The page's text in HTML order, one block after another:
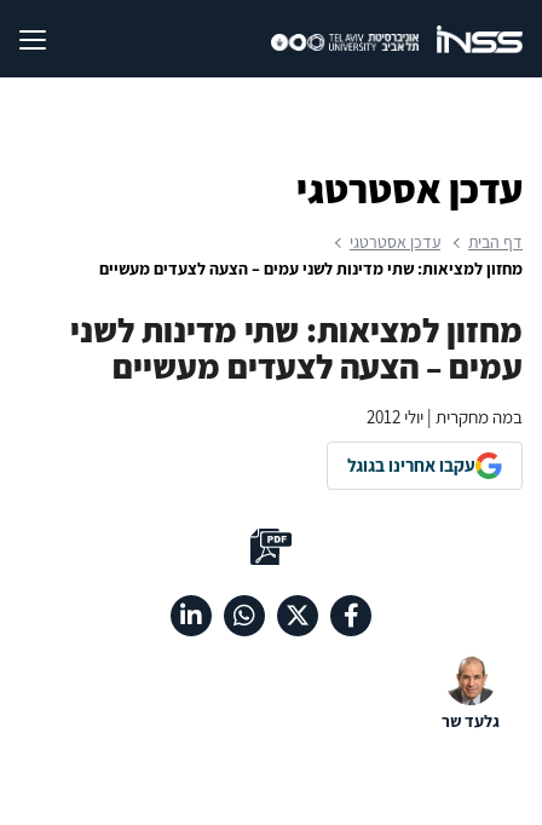
עדכן אסטרטגי
דף הבית
עדכן אסטרטגי
מחזון למציאות: שתי מדינות לשני עמים – הצעה לצעדים מעשיים
מחזון למציאות: שתי מדינות לשני
עמים – הצעה לצעדים מעשיים
במה מחקרית | יולי 2012
עקבו אחרינו בגוגל
גלעד שר